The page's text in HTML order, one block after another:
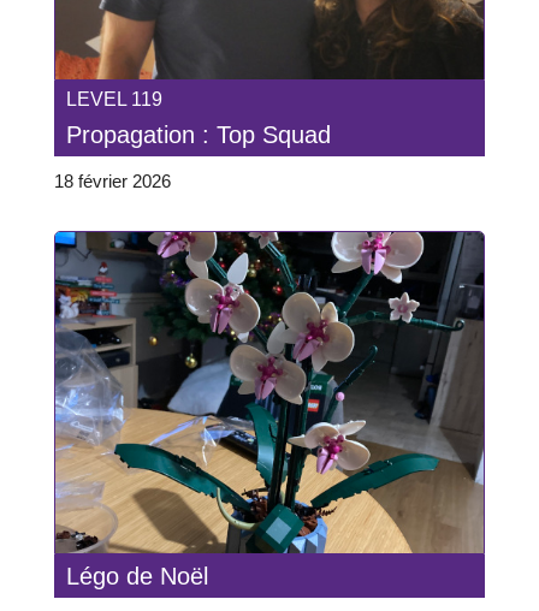
LEVEL 119
Propagation : Top Squad
18 février 2026
Légo de Noël